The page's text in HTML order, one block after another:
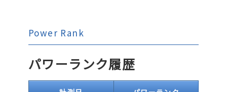
Power Rank
パワーランク履歴